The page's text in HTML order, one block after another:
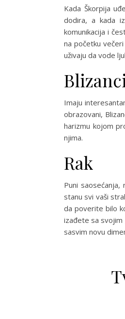
Kada Škorpija
dodira, a kada
komunikacija i
na početku
uživaju da vode
Imaju
obrazovani,
harizmu kojom
njima.
Rak
Puni
stanu svi vaši
da poverite bilo
izađete sa svojim
sasvim novu